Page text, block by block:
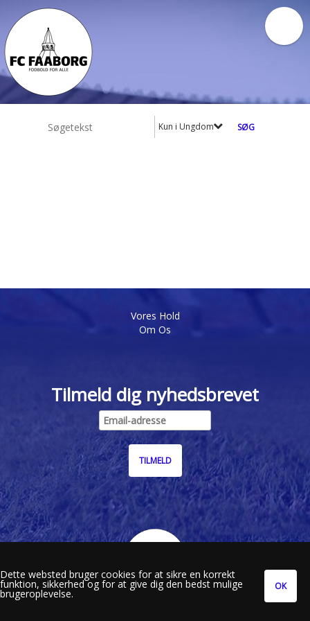
Kun i Ungdom
Vores Hold
Om Os
Tilmeld dig nyhedsbrevet
Dette websted bruger cookies for at sikre en korrekt
funktion, sikkerhed og for at give dig den bedst mulige
brugeroplevelse.